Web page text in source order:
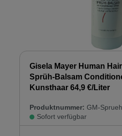
Gisela Mayer Human
Sprüh-Balsam
Kunsthaar 64,9 €/Liter
Produktnummer: GM-
Sofort verfügbar